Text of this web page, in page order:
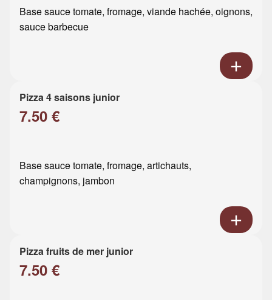
Base sauce tomate, fromage, viande hachée, oignons,
sauce barbecue
Pizza 4 saisons junior
7.50 €
Base sauce tomate, fromage, artichauts,
champignons, jambon
Pizza fruits de mer junior
7.50 €